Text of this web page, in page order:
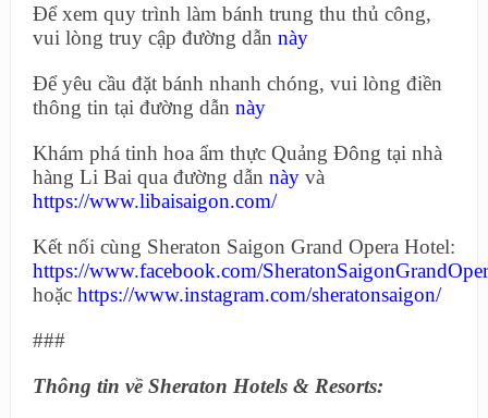
Để xem quy trình làm bánh trung thu thủ công,
vui lòng truy cập đường dẫn này
Để yêu cầu đặt bánh nhanh chóng, vui lòng điền
thông tin tại đường dẫn này
Khám phá tinh hoa ẩm thực Quảng Đông tại nhà
hàng Li Bai qua đường dẫn nàyvà
https://www.libaisaigon.com/
Kết nối cùng Sheraton Saigon Grand Opera Hotel:
https://www.facebook.com/
hoặc https://www.instagram.com/sheratonsaigon/
###
Thông tin về Sheraton Hotels & Resorts: